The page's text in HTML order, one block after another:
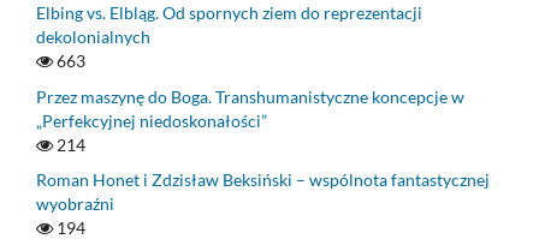
Elbing vs. Elbląg. Od spornych ziem do reprezentacji
dekolonialnych
663
Przez maszynę do Boga. Transhumanistyczne koncepcje w
„Perfekcyjnej niedoskonałości”
214
Roman Honet i Zdzisław Beksiński – wspólnota fantastycznej
wyobraźni
194